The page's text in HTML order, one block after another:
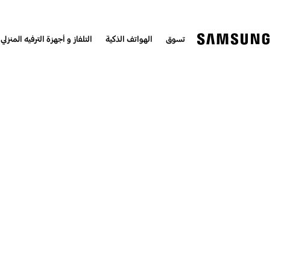
تسوق الهواتف الذكية التلفاز و أجهزة الترفيه المنزلي